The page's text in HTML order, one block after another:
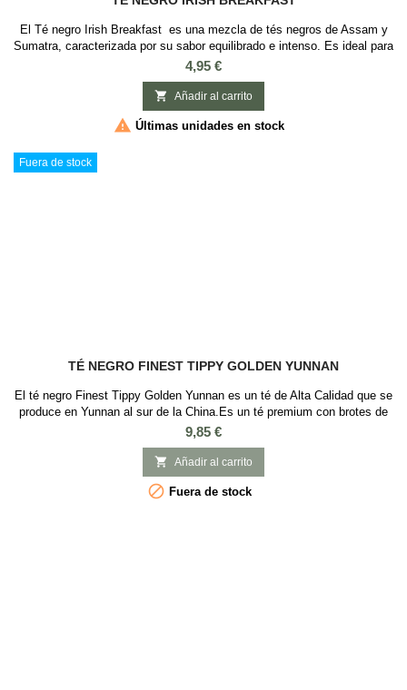
El Té negro Irish Breakfast es una mezcla de tés negros de Assam y
Sumatra, caracterizada por su sabor equilibrado e intenso. Es ideal para
comenzar el día, especialmente si se disfruta con leche y azúcar. Este
té tiene una alta concentración de teína, lo que lo hace perfecto para
proporcionar energía en las mañanas. Para prepararlo, se recomienda
una...
Precio
4,95 €
 Añadir al carrito
 Últimas unidades en stock
Fuera de stock
TÉ NEGRO FINEST TIPPY GOLDEN YUNNAN
El té negro Finest Tippy Golden Yunnan es un té de Alta Calidad que se
produce en Yunnan al sur de la China.Es un té premium con brotes de
color oro, que en boca tiene un cuerpo redondo y sofisticado, con
equilibrio entre las notas tostadas y dulces con matices a cacao y
vainilla, de astringencia delicada y sedosa que harán las delicia de los
paladares...
Precio
9,85 €
 Añadir al carrito
 Fuera de stock